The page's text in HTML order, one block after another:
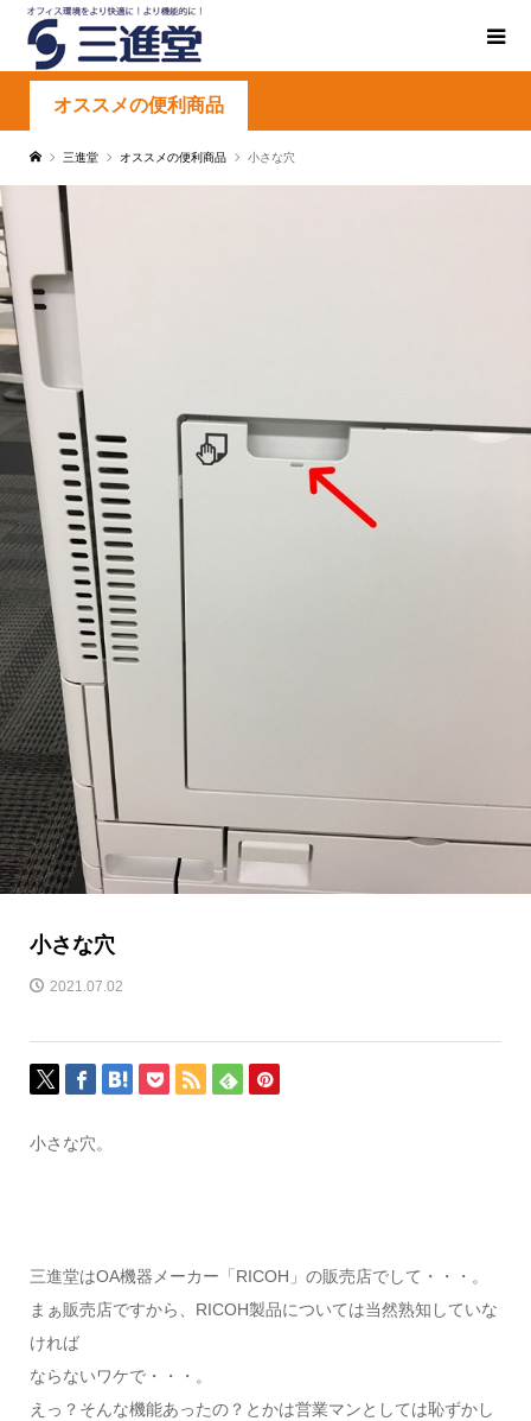
オススメの便利商品
三進堂 オススメの便利商品 小さな穴
小さな穴
2021.07.02
小さな穴。
三進堂はOA機器メーカー「RICOH」の販売店でして・・・。
まぁ販売店ですから、RICOH製品については当然熟知していな
ければ
ならないワケで・・・。
えっ？そんな機能あったの？とかは営業マンとしては恥ずかし